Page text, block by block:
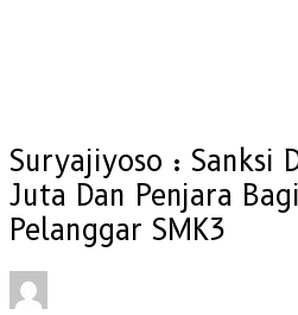
Suryajiyoso : Sanksi
Juta Dan Penjara
Pelanggar SMK3